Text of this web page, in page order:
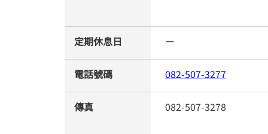
定期休息日 ー
電話號碼 082-507-3277
傳真 082-507-3278